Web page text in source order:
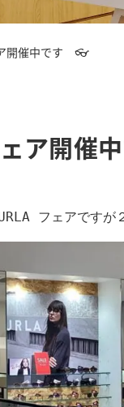
開催中です 👓
ア開催